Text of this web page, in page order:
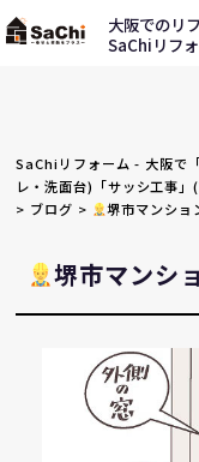
大阪でのリ
SaChiリフ
SaChiリフォーム - 大阪で
レ・洗面台)「サッシ工事
> ブログ > 堺市マンシ
堺市マンシ